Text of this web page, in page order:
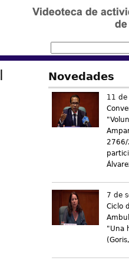
Novedades
11
7 de
Ciclo
"Una